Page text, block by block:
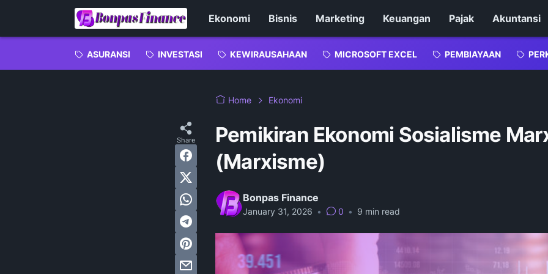
Ekonomi Bisnis Marketing Keuangan Pajak Akuntansi
ASURANSI INVESTASI KEWIRAUSAHAAN MICROSOFT EXCEL PEMBIAYAAN
Home Ekonomi
Pemikiran Ekonomi Sosialisme
(Marxisme)
Bonpas Finance
January 31, 2026 • 0 • 9 min read